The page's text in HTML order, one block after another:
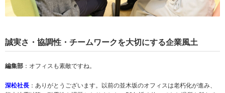
誠実さ・協調性・チームワークを大切にする企業風土
編集部 ：オフィスも素敵ですね。
深松社長 ：ありがとうございます。以前の並木坂のオフィスは老朽化が進み、